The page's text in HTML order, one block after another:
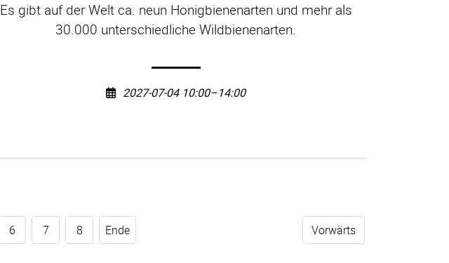
Es gibt auf der Welt ca. neun Honigbienenarten und mehr als
30.000 unterschiedliche Wildbienenarten.
2027-07-04 10:00–14:00
Vorwärts
6 7 8 Ende